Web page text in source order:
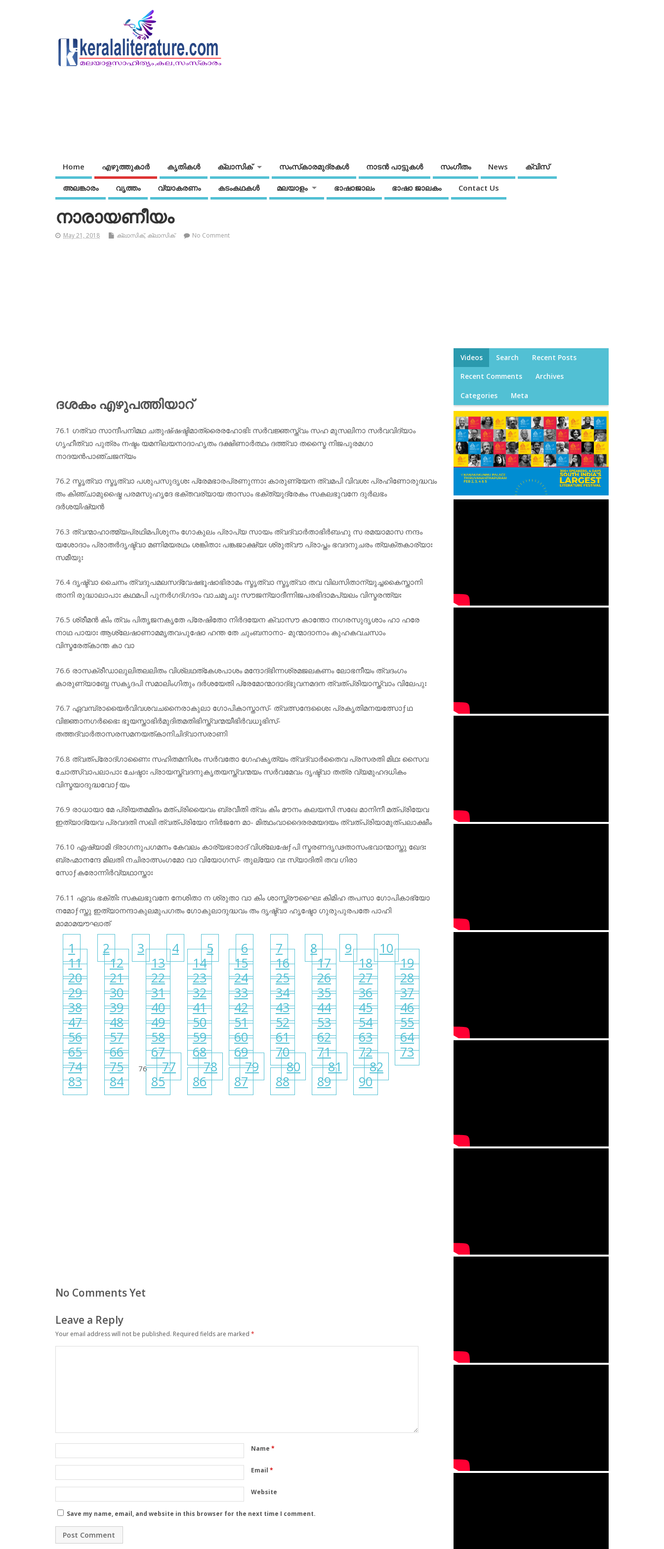
Home എഴുത്തുകാര്‍ കൃതികൾ ക്ലാസിക് സംസ്‌കാരമുദ്രകള്‍ നാടന്‍ പാട്ടുകള്‍ സംഗീതം News ക്വിസ്
അലങ്കാരം വൃത്തം വ്യാകരണം കടംകഥകള്‍ മലയാളം ഭാഷാജാലം ഭാഷാ ജാലകം Contact Us
നാരായണീയം
May 21, 2018 ക്ലാസിക്, ക്ലാസിക്‌ No Comment
ദശകം എഴുപത്തിയാറ്
76.1 ഗത്വാ സാന്ദീപനിമഥ ചതുഷ്ഷഷ്ടിമാത്രൈരഹോഭിഃ സർവജ്ഞസ്ത്വം സഹ മുസലിനാ സർവവിദ്യാം
ഗൃഹീത്വാ പുത്രം നഷ്ടം യമനിലയനാദാഹൃതം ദക്ഷിണാർത്ഥം ദത്ത്വാ തസ്മൈ നിജപുരമഗാ
നാദയൻപാഞ്ചജന്യം
76.2 സ്മൃത്വാ സ്മൃത്വാ പശുപസുദൃശഃ പ്രേമഭാരപ്രണുന്നാഃ കാരുണ്യേന ത്വമപി വിവശഃ പ്രഹിണോരുദ്ധവം
തം കിഞ്ചാമുഷ്മൈ പരമസുഹൃദേ ഭക്തവര്യായ താസാം ഭക്ത്യുദ്രേകം സകലഭുവനേ ദുർലഭം
ദർശയിഷ്യൻ
76.3 ത്വന്മാഹാത്മ്യപ്രഥിമപിശുനം ഗോകുലം പ്രാപ്യ സായം ത്വദ്വാർതാഭിർബഹു സ രമയാമാസ നന്ദം
യശോദാം പ്രാതർദൃഷ്ട്വാ മണിമയരഥം ശങ്കിതാഃ പങ്കജാക്ഷ്യഃ ശ്രുത്വൗ പ്രാപ്തം ഭവദനുചരം ത്യക്തകാര്യാഃ
സമീയുഃ
76.4 ദൃഷ്ട്വാ ചൈനം ത്വദുപമലസദ്വേഷഭൂഷാഭിരാമം സ്മൃത്വാ സ്മൃത്വാ തവ വിലസിതാന്യുച്ചകൈസ്താനി
താനി രുദ്ധാലാപാഃ കഥമപി പുനർഗദ്ഗദാം വാചമൂചുഃ സൗജന്യാദീന്നിജപരഭിദാമപ്യലം വിസ്മരന്ത്യഃ
76.5 ശ്രീമൻ കിം ത്വം പിതൃജനകൃതേ പ്രേഷിതോ നിർദയേന ക്വാസൗ കാന്തോ നഗരസുദൃശാം ഹാ ഹരേ
നാഥ പായാഃ ആശ്ലേഷാണാമമൃതവപുഷോ ഹന്ത തേ ചുംബനാനാ- മുന്മാദാനാം കുഹകവചസാം
വിസ്മരേത്കാന്ത കാ വാ
76.6 രാസക്രീഡാലുലിതലലിതം വിശ്ലഥത്കേശപാശം മന്ദോദ്ഭിന്നശ്രമജലകണം ലോഭനീയം ത്വദംഗം
കാരുണ്യാബ്ധേ സകൃദപി സമാലിംഗിതും ദർശയേതി പ്രേമോന്മാദാദ്ഭുവനമദന ത്വത്പ്രിയാസ്ത്വാം വിലേപുഃ
76.7 ഏവമ്പ്രായൈർവിവശവചനൈരാകുലാ ഗോപികാസ്താസ്‌- ത്വത്സന്ദേശൈഃ പ്രകൃതിമനയത്സോƒഥ
വിജ്ഞാനഗർഭൈഃ ഭൂയസ്താഭിർമുദിതമതിഭിസ്ത്വന്മയീഭിർവധൂഭിസ്‌-
തത്തദ്വാർതാസരസമനയത്കാനിചിദ്വാസരാണി
76.8 ത്വത്പ്രോദ്ഗാണൈഃ സഹിതമനിശം സർവതോ ഗേഹകൃത്യം ത്വദ്വാർതൈവ പ്രസരതി മിഥഃ സൈവ
ചോത്സ്വാപലാപാഃ ചേഷ്ടാഃ പ്രായസ്ത്വദനുകൃതയസ്ത്വന്മയം സർവമേവം ദൃഷ്ട്വാ തത്ര വ്യമുഹദധികം
വിസ്മയാദുദ്ധവോƒയം
76.9 രാധായാ മേ പ്രിയതമമിദം മത്പ്രിയൈവം ബ്രവീതി ത്വം കിം മൗനം കലയസി സഖേ മാനിനീ മത്പ്രിയേവ
ഇത്യാദ്യേവ പ്രവദതി സഖി ത്വത്പ്രിയോ നിർജനേ മാ- മിത്ഥംവാദൈരരമയദയം ത്വത്പ്രിയാമുത്പലാക്ഷീം
76.10 ഏഷ്യാമി ദ്രാഗനുപഗമനം കേവലം കാര്യഭാരാദ്‌ വിശ്ലേഷേƒപി സ്മരണദൃഢതാസംഭവാന്മാസ്തു ഖേദഃ
ബ്രഹ്മാനന്ദേ മിലതി നചിരാത്സംഗമോ വാ വിയോഗസ്‌- തുല്യോ വഃ സ്യാദിതി തവ ഗിരാ
സോƒകരോന്നിർവ്യഥാസ്താഃ
76.11 ഏവം ഭക്തിഃ സകലഭുവനേ നേശിതാ ന ശ്രുതാ വാ കിം ശാസ്ത്രൗഘൈഃ കിമിഹ തപസാ ഗോപികാഭ്യോ
നമോƒസ്തു ഇത്യാനന്ദാകുലമുപഗതം ഗോകുലാദുദ്ധവം തം ദൃഷ്ട്വാ ഹൃഷ്ടോ ഗുരുപുരപതേ പാഹി
മാമാമയൗഘാത്‌
1 2 3 4 5 6 7 8 9
10
11
12 13 14 15 16 17 18
19
20
21 22 23 24 25 26 27
28
29
30 31 32 33 34 35 36
37
38
39 40 41 42 43 44 45
46
47
48 49 50 51 52 53 54
55
56
57 58 59 60 61 62 63
64
65
66 67 68 69 70 71 72
73
74
75 76 77 78 79 80 81
82
83
84 85 86 87 88 89 90
No Comments Yet
Leave a Reply
Your email address will not be published. Required fields are marked *
Name *
Email *
Website
Save my name, email, and website in this browser for the next time I comment.
Videos Search Recent Posts
Recent Comments Archives
Categories Meta